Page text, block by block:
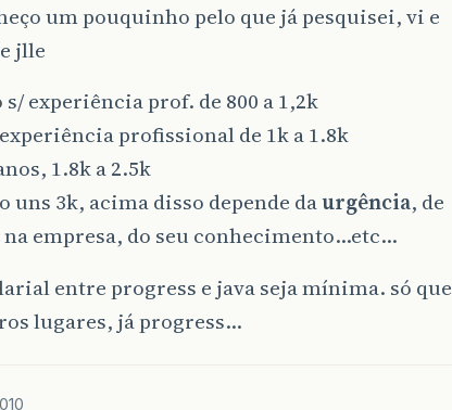
um pouquinho pelo que já pesquisei, vi e
jlle
experiência prof. de 800 a 1,2k
profissional de 1k a 1.8k
1.8k a 2.5k
3k, acima disso depende daurgência, de
empresa, do seu conhecimento…etc…
entre progress e java seja mínima. só que
lugares, já progress…